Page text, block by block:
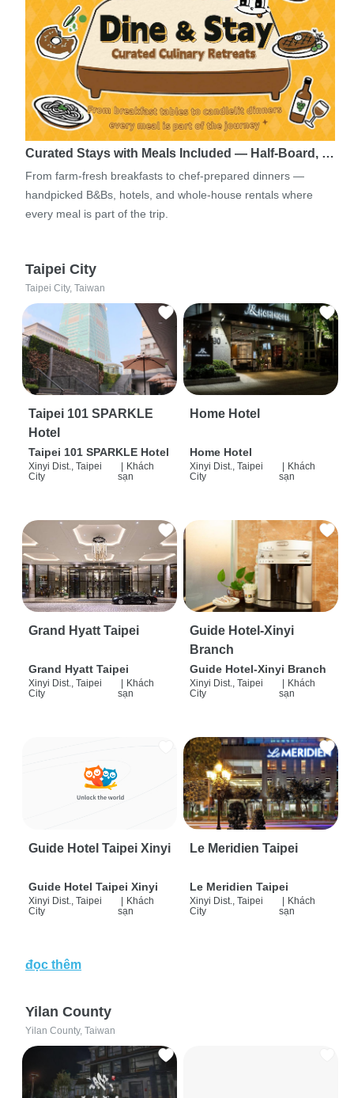
Curated Stays with Meals Included — Half-Board, …
From farm-fresh breakfasts to chef-prepared dinners —
handpicked B&Bs, hotels, and whole-house rentals where
every meal is part of the trip.
Taipei City
Taipei City, Taiwan
Taipei 101 SPARKLE
Hotel
Taipei 101 SPARKLE Hotel
Xinyi Dist., Taipei
City
Khách
sạn
Home Hotel
Home Hotel
Xinyi Dist., Taipei
City
Khách
sạn
Grand Hyatt Taipei
Grand Hyatt Taipei
Xinyi Dist., Taipei
City
Khách
sạn
Guide Hotel-Xinyi
Branch
Guide Hotel-Xinyi Branch
Xinyi Dist., Taipei
City
Khách
sạn
Guide Hotel Taipei Xinyi
Guide Hotel Taipei Xinyi
Xinyi Dist., Taipei
City
| Khách
sạn
Le Meridien Taipei
Le Meridien Taipei
Xinyi Dist., Taipei
City
| Khách
sạn
đọc thêm
Yilan County
Yilan County, Taiwan